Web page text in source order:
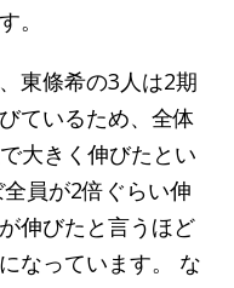
。
東條希の3人は2期
ているため、全体
大きく伸びたとい
員が2倍ぐらい伸
伸びたと言うほど
なっています。 な